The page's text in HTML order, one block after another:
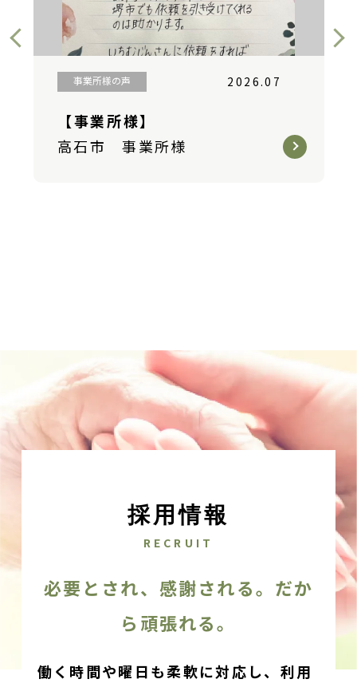
事業所様の声 2026.07
【事業所様】
高石市 事業所様
採用情報
RECRUIT
必要とされ、感謝される。だか
ら頑張れる。
働く時間や曜日も柔軟に対応し、利用